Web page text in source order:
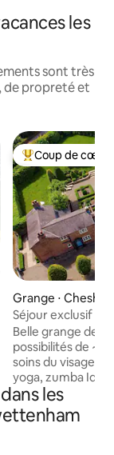
les
sont très
de propreté et
moyenne sur la
Coups de cœur
Coup de cœur
Grange ⋅
Chester
Séjour exclusif dans
spa et chef sur
Belle grange de
possibilités de ~ soins spa / massages /
soins du visage ~
yoga, zumba
familles ou les
de l'Oulton
circuit d'Oulton
les